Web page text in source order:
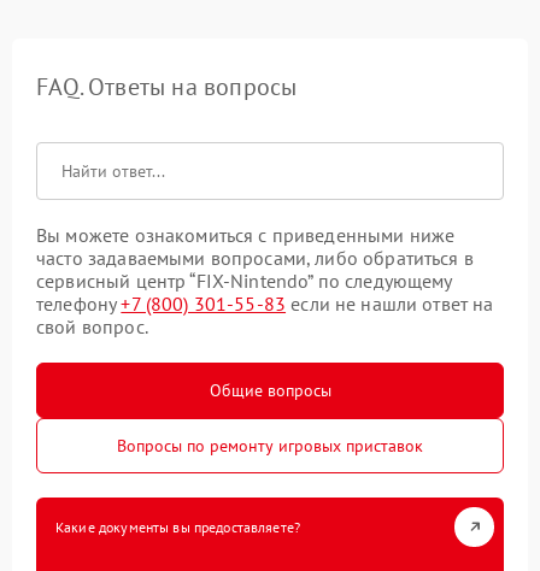
FAQ. Ответы на вопросы
Вы можете ознакомиться с приведенными ниже
часто задаваемыми вопросами, либо обратиться в
сервисный центр “FIX-Nintendo” по следующему
телефону+7 (800) 301-55-83 если не нашли ответ на
свой вопрос.
Общие вопросы
Вопросы по ремонту игровых приставок
Какие документы вы предоставляете?